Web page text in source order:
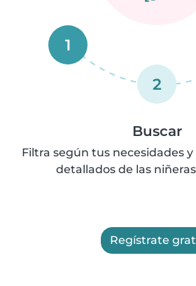
1
2
Buscar
Filtra según tus necesidades
detallados de las
Regístrate